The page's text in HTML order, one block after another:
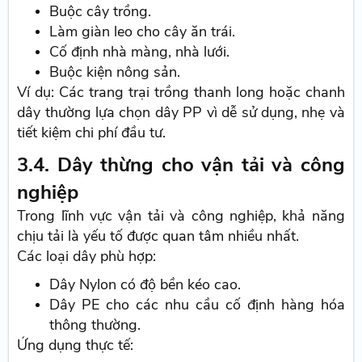
Buộc cây trồng.
Làm giàn leo cho cây ăn trái.
Cố định nhà màng, nhà lưới.
Buộc kiện nông sản.
Ví dụ: Các trang trại trồng thanh long hoặc chanh
dây thường lựa chọn dây PP vì dễ sử dụng, nhẹ và
tiết kiệm chi phí đầu tư.
3.4. Dây thừng cho vận tải và công
nghiệp
Trong lĩnh vực vận tải và công nghiệp, khả năng
chịu tải là yếu tố được quan tâm nhiều nhất.
Các loại dây phù hợp:
Dây Nylon có độ bền kéo cao.
Dây PE cho các nhu cầu cố định hàng hóa
thông thường.
Ứng dụng thực tế: